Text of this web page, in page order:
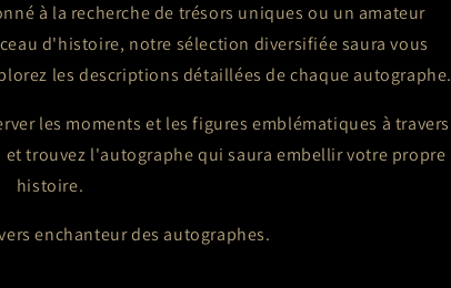
à la recherche de trésors uniques ou un amateur
d'histoire, notre sélection diversifiée saura vous
les descriptions détaillées de chaque autographe.
les moments et les figures emblématiques à travers
trouvez l'autographe qui saura embellir votre propre
histoire.
enchanteur des autographes.